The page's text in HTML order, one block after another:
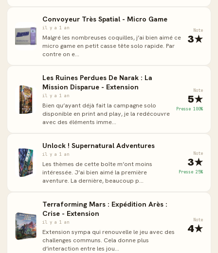
Convoyeur Très Spatial - Micro Game
il y a 1 an
Malgré les nombreuses coquilles, j’ai bien aimé ce
micro game en petit casse tête solo rapide. Par
contre on e...
Note
3★
Les Ruines Perdues De Narak : La
Mission Disparue - Extension
il y a 1 an
Bien qu’ayant déjà fait la campagne solo
disponible en print and play, je la redécouvre
avec des éléments imme...
Note
5★
Presse 100%
Unlock ! Supernatural Adventures
il y a 1 an
Les thèmes de cette boîte m’ont moins
intéressée. J’ai bien aimé la première
aventure. La dernière, beaucoup p...
Note
3★
Presse 25%
Terraforming Mars : Expédition Arès :
Crise - Extension
il y a 1 an
Extension sympa qui renouvelle le jeu avec des
challenges communs. Cela donne plus
d’interaction entre les jou...
Note
4★